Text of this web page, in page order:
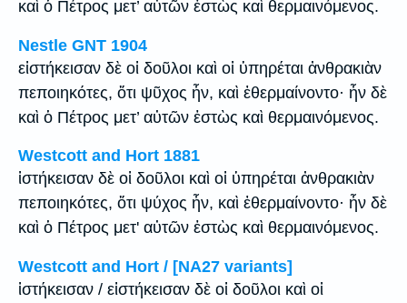
καὶ ὁ Πέτρος μετ’ αὐτῶν ἑστὼς καὶ θερμαινόμενος.
Nestle GNT 1904
εἱστήκεισαν δὲ οἱ δοῦλοι καὶ οἱ ὑπηρέται ἀνθρακιὰν
πεποιηκότες, ὅτι ψῦχος ἦν, καὶ ἐθερμαίνοντο· ἦν δὲ
καὶ ὁ Πέτρος μετ’ αὐτῶν ἑστὼς καὶ θερμαινόμενος.
Westcott and Hort 1881
ἱστήκεισαν δὲ οἱ δοῦλοι καὶ οἱ ὑπηρέται ἀνθρακιὰν
πεποιηκότες, ὅτι ψύχος ἦν, καὶ ἐθερμαίνοντο· ἦν δὲ
καὶ ὁ Πέτρος μετ' αὐτῶν ἑστὼς καὶ θερμαινόμενος.
Westcott and Hort / [NA27 variants]
ἱστήκεισαν / εἱστήκεισαν δὲ οἱ δοῦλοι καὶ οἱ